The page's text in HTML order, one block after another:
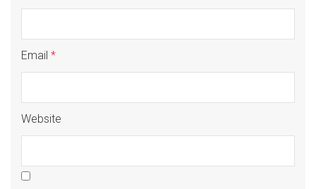
Email *
Website